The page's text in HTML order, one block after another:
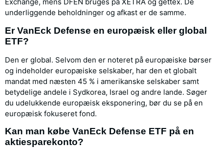
Exchange, mens DFEN bruges på XETRA og gettex. De
underliggende beholdninger og afkast er de samme.
Er VanEck Defense en europæisk eller global
ETF?
Den er global. Selvom den er noteret på europæiske børser
og indeholder europæiske selskaber, har den et globalt
mandat med næsten 45 % i amerikanske selskaber samt
betydelige andele i Sydkorea, Israel og andre lande. Søger
du udelukkende europæisk eksponering, bør du se på en
europæisk fokuseret fond.
Kan man købe VanEck Defense ETF på en
aktiesparekonto?